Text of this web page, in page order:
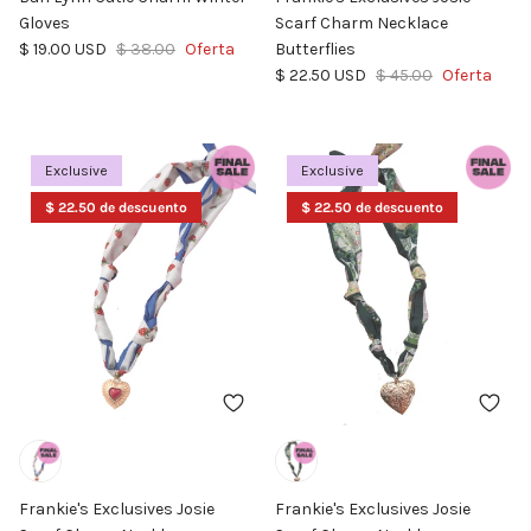
Gloves
Precio de venta
$ 19.00 USD Precio normal
$ 38.00 Oferta
Scarf Charm Necklace
Butterflies
Precio de venta
$ 22.50 USD Precio normal
$ 45.00 Oferta
Exclusive
$ 22.50 de descuento
Frankie's Exclusives Josie
Exclusive
$ 22.50 de descuento
Frankie's Exclusives Josie